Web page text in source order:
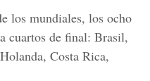
los mundiales, los ocho
cuartos de final: Brasil,
Costa Rica,